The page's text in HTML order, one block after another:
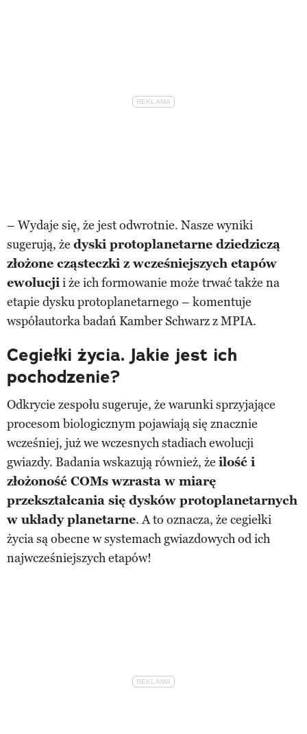
– Wydaje się, że jest odwrotnie. Nasze wyniki
sugerują, że dyski protoplanetarne dziedziczą
złożone cząsteczki z wcześniejszych etapów
ewolucjii że ich formowanie może trwać także na
etapie dysku protoplanetarnego – komentuje
współautorka badań Kamber Schwarz z MPIA.
Cegiełki życia. Jakie jest ich
pochodzenie?
Odkrycie zespołu sugeruje, że warunki sprzyjające
procesom biologicznym pojawiają się znacznie
wcześniej, już we wczesnych stadiach ewolucji
gwiazdy. Badania wskazują również, że ilość i
złożoność COMs wzrasta w miarę
przekształcania się dysków protoplanetarnych
w układy planetarne. A to oznacza, że cegiełki
życia są obecne w systemach gwiazdowych od ich
najwcześniejszych etapów!